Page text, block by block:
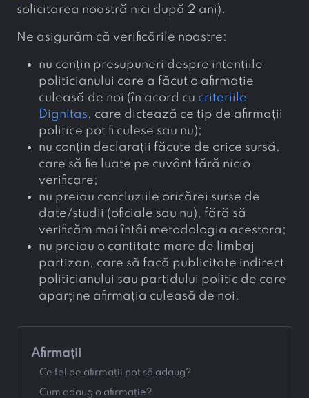
solicitarea noastră nici după 2 ani).
Ne asigurăm că verificările noastre:
nu conțin presupuneri despre intențiile
politicianului care a făcut o afirmație
culeasă de noi (în acord cu criteriile
Dignitas, care dictează ce tip de afirmații
politice pot fi culese sau nu);
nu conțin declarații făcute de orice sursă,
care să fie luate pe cuvânt fără nicio
verificare;
nu preiau concluziile oricărei surse de
date/studii (oficiale sau nu), fără să
verificăm mai întâi metodologia acestora;
nu preiau o cantitate mare de limbaj
partizan, care să facă publicitate indirect
politicianului sau partidului politic de care
aparține afirmația culeasă de noi.
Afirmații
Ce fel de afirmații pot să adaug?
Cum adaug o afirmație?